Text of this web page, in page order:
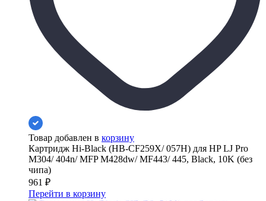
Товар добавлен в корзину
Картридж Hi-Black (HB-CF259X/ 057H) для HP LJ Pro
M304/ 404n/ MFP M428dw/ MF443/ 445, Black, 10K (без
чипа)
961 ₽
Перейти в корзину